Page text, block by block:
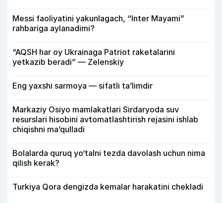
Messi faoliyatini yakunlagach, “Inter Mayami”
rahbariga aylanadimi?
“AQSH har oy Ukrainaga Patriot raketalarini
yetkazib beradi” — Zelenskiy
Eng yaxshi sarmoya — sifatli ta’limdir
Markaziy Osiyo mamlakatlari Sirdaryoda suv
resurslari hisobini avtomatlashtirish rejasini ishlab
chiqishni ma’qulladi
Bolalarda quruq yo‘talni tezda davolash uchun nima
qilish kerak?
Turkiya Qora dengizda kemalar harakatini chekladi